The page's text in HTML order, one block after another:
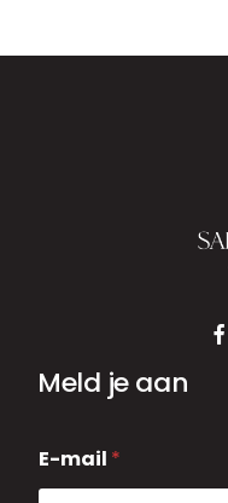
Meld je aan
-
m
E-mail *